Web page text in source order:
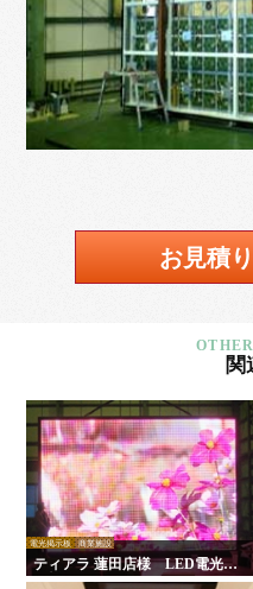
お見積
関
電光掲示板 商業施設
ティアラ 蓮田店様 LED電光掲
示板